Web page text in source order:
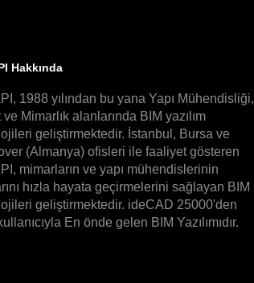
Hakkında
1988 yılından bu yana Yapı Mühendisliği,
ve Mimarlık alanlarında BIM yazılım
geliştirmektedir. İstanbul, Bursa ve
(Almanya) ofisleri ile faaliyet gösteren
mimarların ve yapı mühendislerinin
hızla hayata geçirmelerini sağlayan BIM
geliştirmektedir. ideCAD 25000'den
En önde gelen BIM Yazılımıdır.